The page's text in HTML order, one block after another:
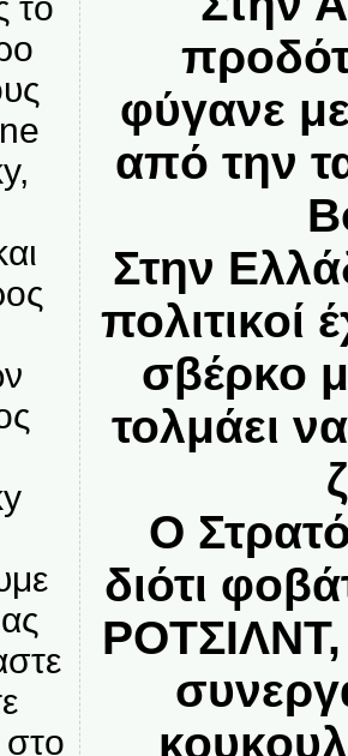
στο
φύγανε
από την
Στην
πολιτικοί
σβέρκο
τολμάει
Ο
διότι